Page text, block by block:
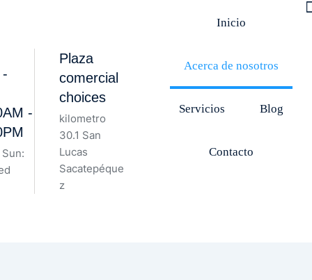
-
-
Plaza
comercial
choices
kilometro
30.1 San
Lucas
Sacatepéque
z
Inicio
Acerca de nosotros
Servicios Blog
Contacto